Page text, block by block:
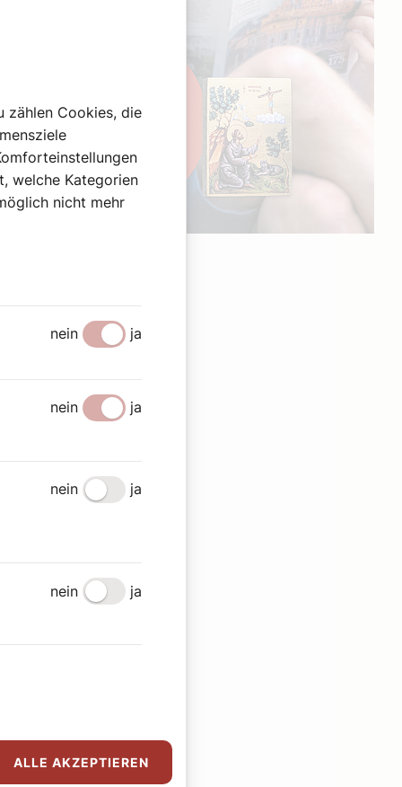
zählen Cookies, die
welche Kategorien
nicht mehr
nein ja
nein ja
nein ja
nein ja
ALLE AKZEPTIEREN